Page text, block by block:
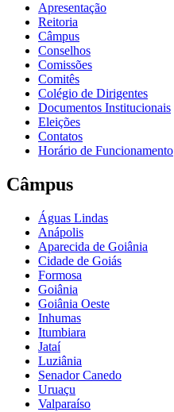
Apresentação
Reitoria
Câmpus
Conselhos
Comissões
Comitês
Colégio de Dirigentes
Documentos Institucionais
Eleições
Contatos
Horário de Funcionamento
Câmpus
Águas Lindas
Anápolis
Aparecida de Goiânia
Cidade de Goiás
Formosa
Goiânia
Goiânia Oeste
Inhumas
Itumbiara
Jataí
Luziânia
Senador Canedo
Uruaçu
Valparaíso